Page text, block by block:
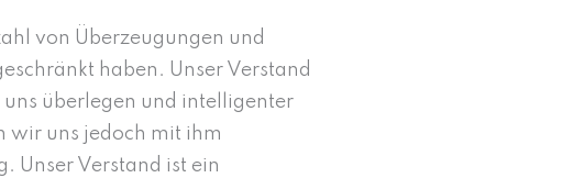
von Überzeugungen und
haben. Unser Verstand
überlegen und intelligenter
wir uns jedoch mit ihm
Unser Verstand ist ein